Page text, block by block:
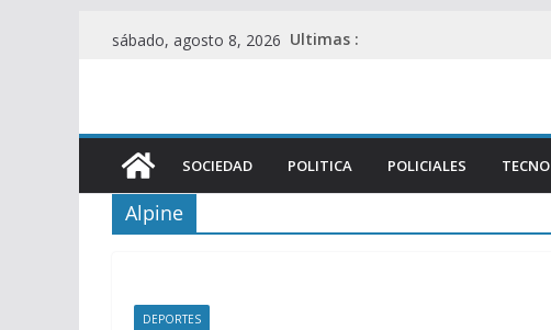
sábado, agosto 8, 2026 Ultimas :
SOCIEDAD POLITICA POLICIALES TECNO
Alpine
DEPORTES